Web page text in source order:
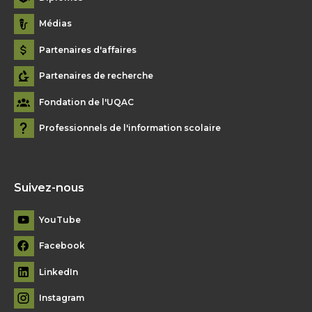
Médias
Partenaires d'affaires
Partenaires de recherche
Fondation de l'UQAC
Professionnels de l'information scolaire
Suivez-nous
YouTube
Facebook
LinkedIn
Instagram